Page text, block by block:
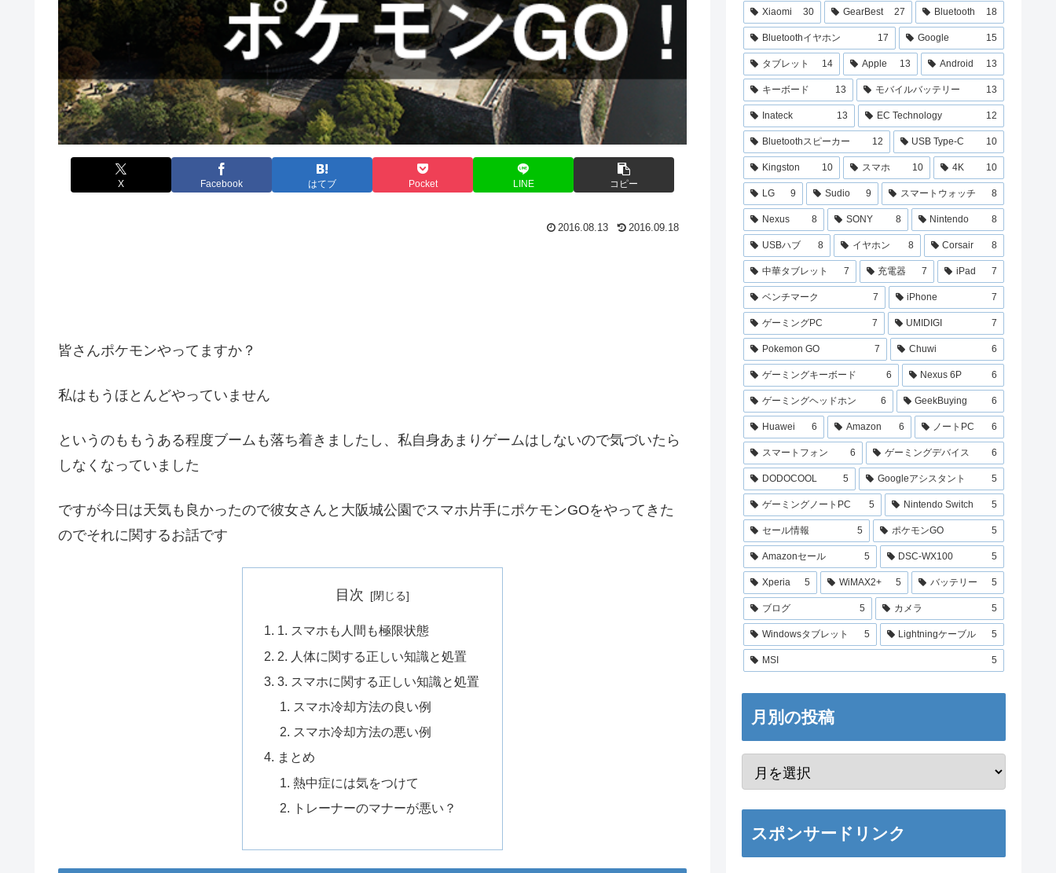
X Facebook はてブ Pocket LINE コピー
2016.08.13 2016.09.18
皆さんポケモンやってますか？
私はもうほとんどやっていません
というのももうある程度ブームも落ち着きましたし、私自身あまりゲームはしないので気づいたら
しなくなっていました
ですが今日は天気も良かったので彼女さんと大阪城公園でスマホ片手にポケモンGOをやってきた
のでそれに関するお話です
目次
1. スマホも人間も極限状態
2. 人体に関する正しい知識と処置
3. スマホに関する正しい知識と処置
スマホ冷却方法の良い例
スマホ冷却方法の悪い例
まとめ
熱中症には気をつけて
トレーナーのマナーが悪い？
Xiaomi 30 GearBest 27 Bluetooth 18
Bluetoothイヤホン 17 Google 15
タブレット 14 Apple 13 Android 13
キーボード 13 モバイルバッテリー 13
Inateck 13 EC Technology 12
Bluetoothスピーカー 12 USB Type-C 10
Kingston 10 スマホ 10 4K 10
LG 9 Sudio 9 スマートウォッチ 8
Nexus 8 SONY 8 Nintendo 8
USBハブ 8 イヤホン 8 Corsair 8
中華タブレット 7 充電器 7 iPad 7
ベンチマーク 7 iPhone 7
ゲーミングPC 7 UMIDIGI 7
Pokemon GO 7 Chuwi 6
ゲーミングキーボード 6 Nexus 6P 6
ゲーミングヘッドホン 6 GeekBuying 6
Huawei 6 Amazon 6 ノートPC 6
スマートフォン 6 ゲーミングデバイス 6
DODOCOOL 5 Googleアシスタント 5
ゲーミングノートPC 5 Nintendo Switch 5
セール情報 5 ポケモンGO 5
Amazonセール 5 DSC-WX100 5
Xperia 5 WiMAX2+ 5 バッテリー 5
ブログ 5 カメラ 5
Windowsタブレット 5 Lightningケーブル 5
MSI 5
月別の投稿
スポンサードリンク